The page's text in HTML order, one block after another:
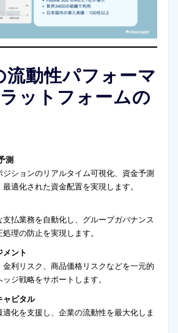
動性パフォーマ
ットフォームの
測
ジションのリアルタイム可視化、資金予測
適化された資金配置を実現します。
支払業務を自動化し、グループガバナンス
理の防止を実現します。
メント
金利リスク、商品価格リスクなどを一元的
ジ戦略をサポートします。
ャピタル
化を支援し、企業の流動性を最大化しま